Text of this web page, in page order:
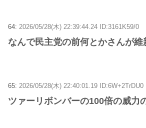
64: 2026/05/28(木) 22:39:44.24 ID:3161K59/0
なんで民主党の前何とかさんが維
65: 2026/05/28(木) 22:40:01.19 ID:6W+2TrDU0
ツァーリボンバーの100倍の威力